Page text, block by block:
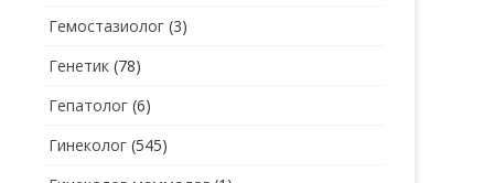
Гемостазиолог (3)
Генетик (78)
Гепатолог (6)
Гинеколог (545)